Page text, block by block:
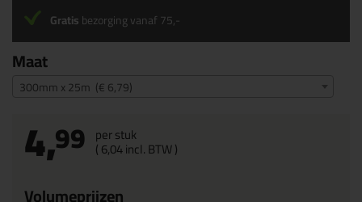
Maat
300mm x 25m (€ 6,79)
4,99 per stuk
(6,04incl. BTW )
Gratisbezorging vanaf 75,-